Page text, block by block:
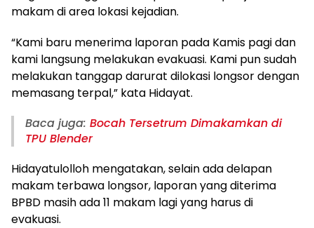
makam di area lokasi kejadian.
“Kami baru menerima laporan pada Kamis pagi dan
kami langsung melakukan evakuasi. Kami pun sudah
melakukan tanggap darurat dilokasi longsor dengan
memasang terpal,” kata Hidayat.
Baca juga: Bocah Tersetrum Dimakamkan di
TPU Blender
Hidayatulolloh mengatakan, selain ada delapan
makam terbawa longsor, laporan yang diterima
BPBD masih ada 11 makam lagi yang harus di
evakuasi.